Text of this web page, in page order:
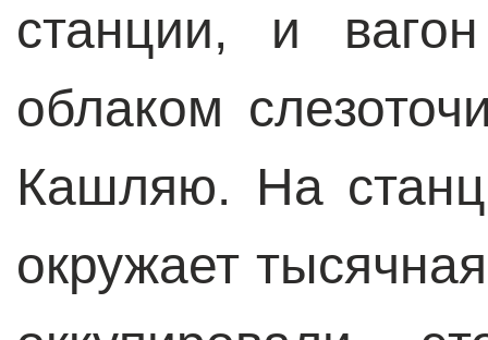
станции, и
облаком
Кашляю. На
окружает